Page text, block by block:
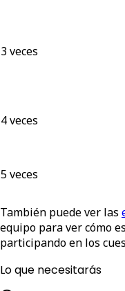
3 veces
4 veces
5 veces
También puede ver las
equipo para ver cómo
participando en los
Lo que necesitarás